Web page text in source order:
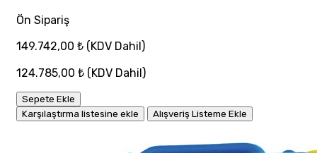
Ön Sipariş
149.742,00 ₺ (KDV Dahil)
124.785,00 ₺ (KDV Dahil)
Sepete Ekle
Karşılaştırma listesine ekle
Alışveriş Listeme Ekle